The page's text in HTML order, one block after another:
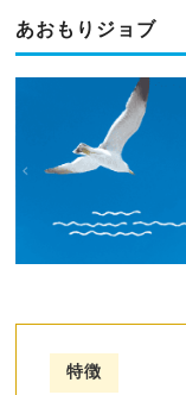
あおもりジョブ
特徴